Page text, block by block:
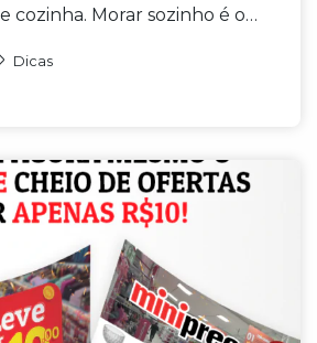
cozinha. Morar sozinho é o…
Dicas